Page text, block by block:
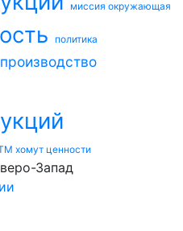
миссия окружающая
политика
производство
хомут ценности
Запад